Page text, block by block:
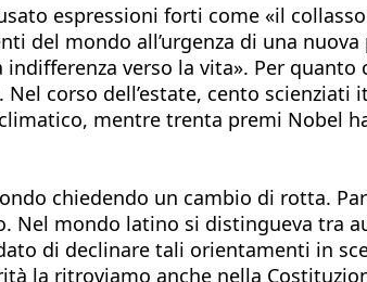
espressioni forti come «il
del mondo all’urgenza di una
verso la vita». Per
corso dell’estate, cento
mentre trenta premi Nobel
chiedendo un cambio di rotta.
mondo latino si distingueva tra
di declinare tali orientamenti in
la ritroviamo anche nella